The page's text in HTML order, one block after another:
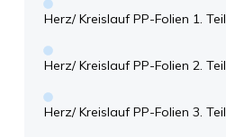
Herz/ Kreislauf PP-Folien 1. Teil
Herz/ Kreislauf PP-Folien 2. Teil
Herz/ Kreislauf PP-Folien 3. Teil